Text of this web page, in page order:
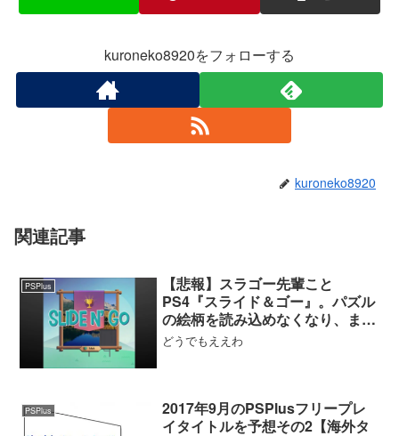
kuroneko8920をフォローする
kuroneko8920
関連記事
PSPlus
【悲報】スラゴー先輩こと
PS4『スライド＆ゴー』。パズル
の絵柄を読み込めなくなり、まと
もに遊べなくなる
どうでもええわ
PSPlus
2017年9月のPSPlusフリープレ
イタイトルを予想その2【海外タ